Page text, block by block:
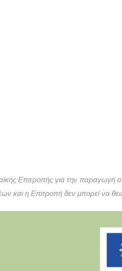
Επιτροπής για την παραγωγή
και η Επιτροπή δεν μπορεί να